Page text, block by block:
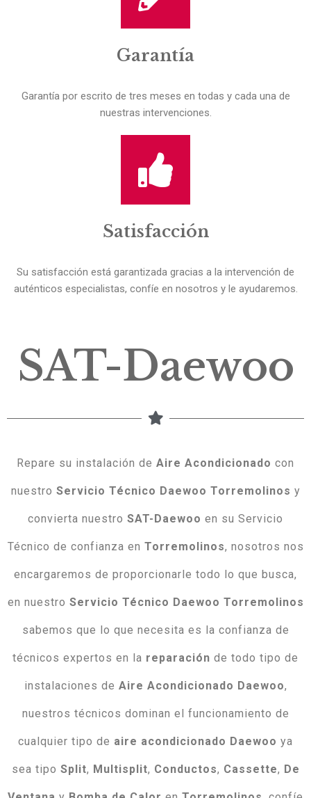
Garantía
Garantía por escrito de tres meses en todas y cada una de
nuestras intervenciones.
Satisfacción
Su satisfacción está garantizada gracias a la intervención de
auténticos especialistas, confíe en nosotros y le ayudaremos.
SAT-Daewoo
Repare su instalación de Aire Acondicionado con
nuestro Servicio Técnico Daewoo Torremolinos y
convierta nuestro SAT-Daewoo en su Servicio
Técnico de confianza en Torremolinos, nosotros nos
encargaremos de proporcionarle todo lo que busca,
en nuestro Servicio Técnico Daewoo Torremolinos
sabemos que lo que necesita es la confianza de
técnicos expertos en la reparación de todo tipo de
instalaciones de Aire Acondicionado Daewoo,
nuestros técnicos dominan el funcionamiento de
cualquier tipo de aire acondicionado Daewoo ya
sea tipo Split, Multisplit, Conductos, Cassette, De